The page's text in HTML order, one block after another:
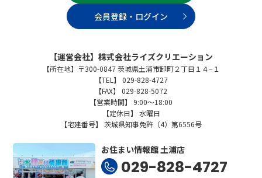
会員登録・ログイン
【運営会社】株式会社ライズクリエーション
【所在地】〒300-0847 茨城県土浦市卸町２丁目１４−１
【TEL】 029-828-4727
【FAX】 029-828-5072
【営業時間】 9:00～18:00
【定休日】 水曜日
【宅建番号】 茨城県知事免許（4）第6556号
お住まい情報館 土浦店
029-828-4727